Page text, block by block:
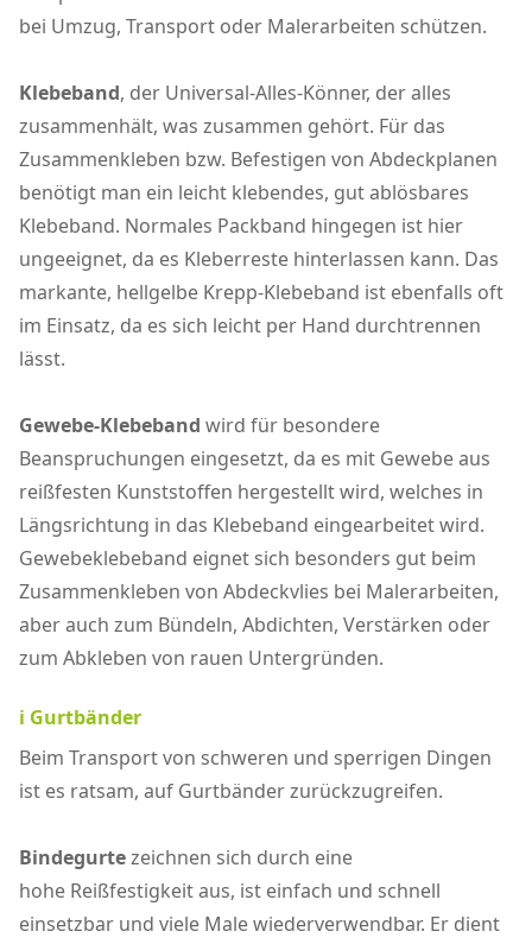
bei Umzug, Transport oder Malerarbeiten schützen.
Klebeband, der Universal-Alles-Könner, der alles
zusammenhält, was zusammen gehört. Für das
Zusammenkleben bzw. Befestigen von Abdeckplanen
benötigt man ein leicht klebendes, gut ablösbares
Klebeband. Normales Packband hingegen ist hier
ungeeignet, da es Kleberreste hinterlassen kann. Das
markante, hellgelbe Krepp-Klebeband ist ebenfalls oft
im Einsatz, da es sich leicht per Hand durchtrennen
lässt.
Gewebe-Klebeband wird für besondere
Beanspruchungen eingesetzt, da es mit Gewebe aus
reißfesten Kunststoffen hergestellt wird, welches in
Längsrichtung in das Klebeband eingearbeitet wird.
Gewebeklebeband eignet sich besonders gut beim
Zusammenkleben von Abdeckvlies bei Malerarbeiten,
aber auch zum Bündeln, Abdichten, Verstärken oder
zum Abkleben von rauen Untergründen.
ℹ️ Gurtbänder
Beim Transport von schweren und sperrigen Dingen
ist es ratsam, auf Gurtbänder zurückzugreifen.
Bindegurtezeichnen sich durch eine
hohe Reißfestigkeit aus, ist einfach und schnell
einsetzbar und viele Male wiederverwendbar. Er dient